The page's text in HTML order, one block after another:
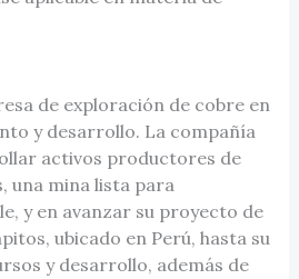
de exploración de cobre en
y desarrollo. La compañía
activos productores de
una mina lista para
y en avanzar su proyecto de
ubicado en Perú, hasta su
y desarrollo, además de